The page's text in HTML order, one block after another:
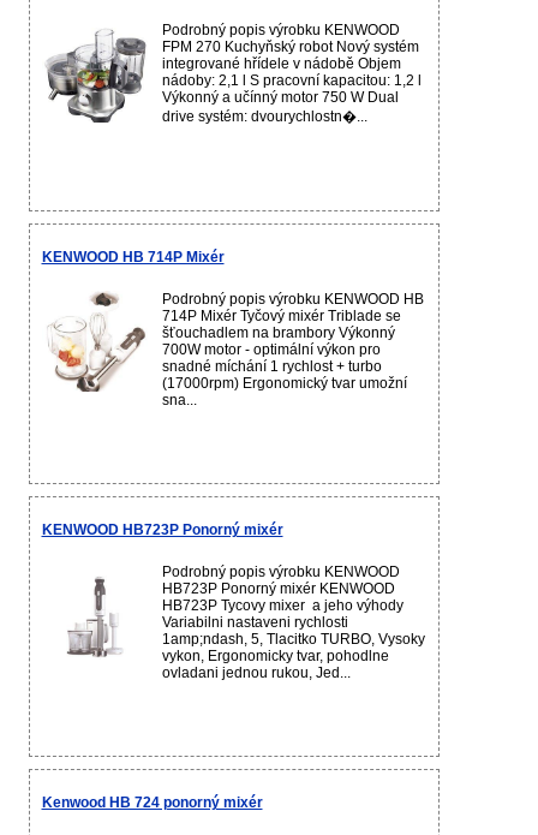
Podrobný popis výrobku KENWOOD
FPM 270 Kuchyňský robot Nový systém
integrované hřídele v nádobě Objem
nádoby: 2,1 l S pracovní kapacitou: 1,2 l
Výkonný a učínný motor 750 W Dual
drive systém: dvourychlostn�...
KENWOOD HB 714P Mixér
Podrobný popis výrobku KENWOOD HB
714P Mixér Tyčový mixér Triblade se
šťouchadlem na brambory Výkonný
700W motor - optimální výkon pro
snadné míchání 1 rychlost + turbo
(17000rpm) Ergonomický tvar umožní
sna...
KENWOOD HB723P Ponorný mixér
Podrobný popis výrobku KENWOOD
HB723P Ponorný mixér KENWOOD
HB723P Tycovy mixer a jeho výhody
Variabilni nastaveni rychlosti
1amp;ndash, 5, Tlacitko TURBO, Vysoky
vykon, Ergonomicky tvar, pohodlne
ovladani jednou rukou, Jed...
Kenwood HB 724 ponorný mixér